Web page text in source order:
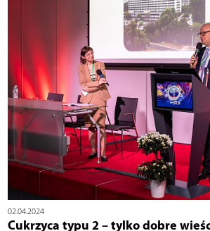
02.04.2024
Cukrzyca typu 2 – tylko dobre